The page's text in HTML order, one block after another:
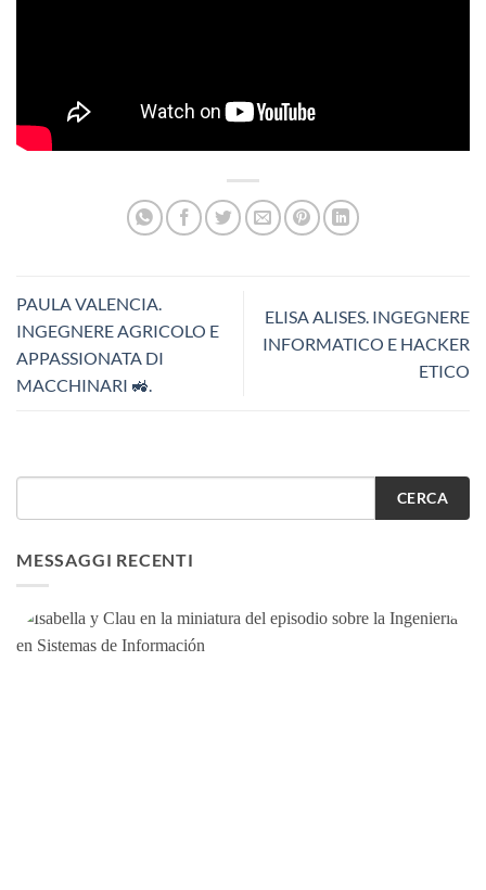
PAULA VALENCIA.
INGEGNERE AGRICOLO E
APPASSIONATA DI
MACCHINARI 🚜.
ELISA ALISES. INGEGNERE
INFORMATICO E HACKER
ETICO
CERCA
MESSAGGI RECENTI